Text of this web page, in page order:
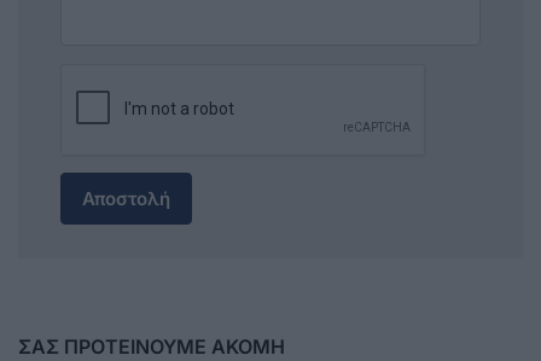
Αποστολή
ΣΑΣ ΠΡΟΤΕΙΝΟΥΜΕ ΑΚΟΜΗ